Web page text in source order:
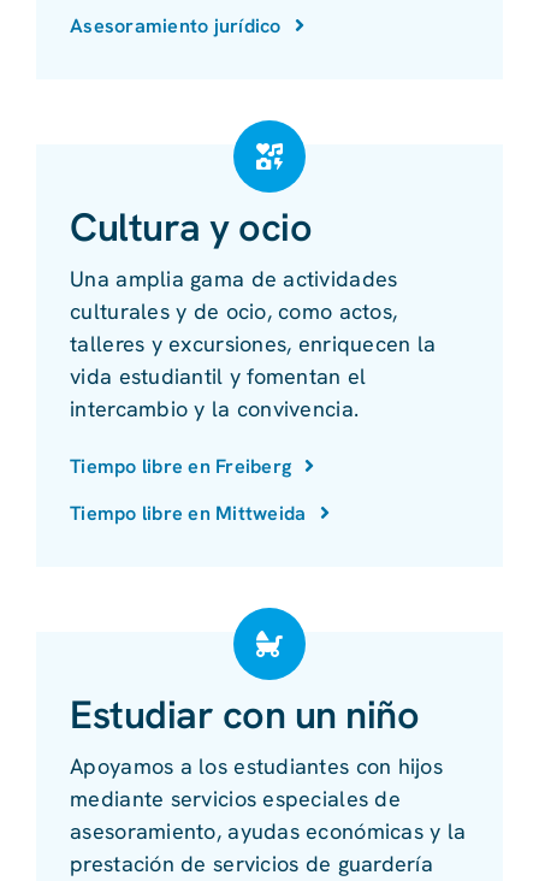
Asesoramiento jurídico
Cultura y ocio
Una amplia gama de actividades
culturales y de ocio, como actos,
talleres y excursiones, enriquecen la
vida estudiantil y fomentan el
intercambio y la convivencia.
Tiempo libre en Freiberg
Tiempo libre en Mittweida
Estudiar con un niño
Apoyamos a los estudiantes con hijos
mediante servicios especiales de
asesoramiento, ayudas económicas y la
prestación de servicios de guardería